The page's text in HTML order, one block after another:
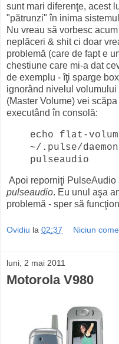
sunt mari diferenţe, acest
"pătrunzi" în inima
Nu vreau să vorbesc
neplăceri & shit ci doar
problemă (care de fapt e
chestiune care mi-a dat
de exemplu - îţi sparge
ignorând nivelul
(Master Volume) vei
executând în consolă:
echo flat-
~/.pulse/
pulseaudio
Apoi reporniţi PulseAudio
pulseaudio. Eu unul aşa
problemă - sper să
Ovidiu la 02:37 Niciun
luni, 2 mai 2011
Motorola V980